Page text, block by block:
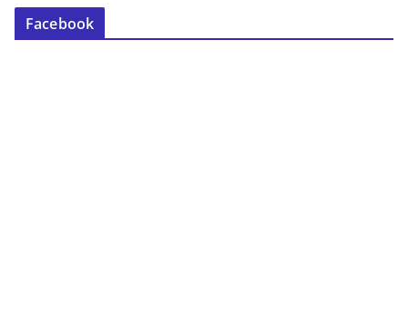
Facebook